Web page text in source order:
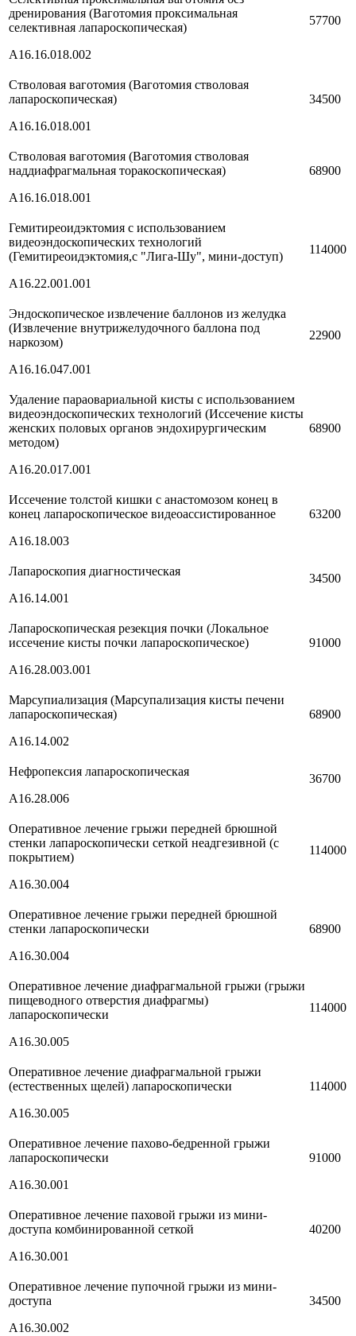
дренирования (Ваготомия проксимальная
селективная лапароскопическая)
A16.16.018.002
57700
Стволовая ваготомия (Ваготомия стволовая
лапароскопическая)
A16.16.018.001
34500
Стволовая ваготомия (Ваготомия стволовая
наддиафрагмальная торакоскопическая)
A16.16.018.001
68900
Гемитиреоидэктомия с использованием
видеоэндоскопических технологий
(Гемитиреоидэктомия,с "Лига-Шу", мини-доступ)
A16.22.001.001
114000
Эндоскопическое извлечение баллонов из желудка
(Извлечение внутрижелудочного баллона под
наркозом)
A16.16.047.001
22900
Удаление параовариальной кисты с использованием
видеоэндоскопических технологий (Иссечение кисты
женских половых органов эндохирургическим
методом)
A16.20.017.001
68900
Иссечение толстой кишки с анастомозом конец в
конец лапароскопическое видеоассистированное
A16.18.003
63200
Лапароскопия диагностическая
A16.14.001
34500
Лапароскопическая резекция почки (Локальное
иссечение кисты почки лапароскопическое)
A16.28.003.001
91000
Марсупиализация (Марсупализация кисты печени
лапароскопическая)
A16.14.002
68900
Нефропексия лапароскопическая
A16.28.006
36700
Оперативное лечение грыжи передней брюшной
стенки лапароскопически сеткой неадгезивной (с
покрытием)
A16.30.004
114000
Оперативное лечение грыжи передней брюшной
стенки лапароскопически
A16.30.004
68900
Оперативное лечение диафрагмальной грыжи (грыжи
пищеводного отверстия диафрагмы)
лапароскопически
A16.30.005
114000
Оперативное лечение диафрагмальной грыжи
(естественных щелей) лапароскопически
A16.30.005
114000
Оперативное лечение пахово-бедренной грыжи
лапароскопически
A16.30.001
91000
Оперативное лечение паховой грыжи из мини-
доступа комбинированной сеткой
A16.30.001
40200
Оперативное лечение пупочной грыжи из мини-
доступа
A16.30.002
34500